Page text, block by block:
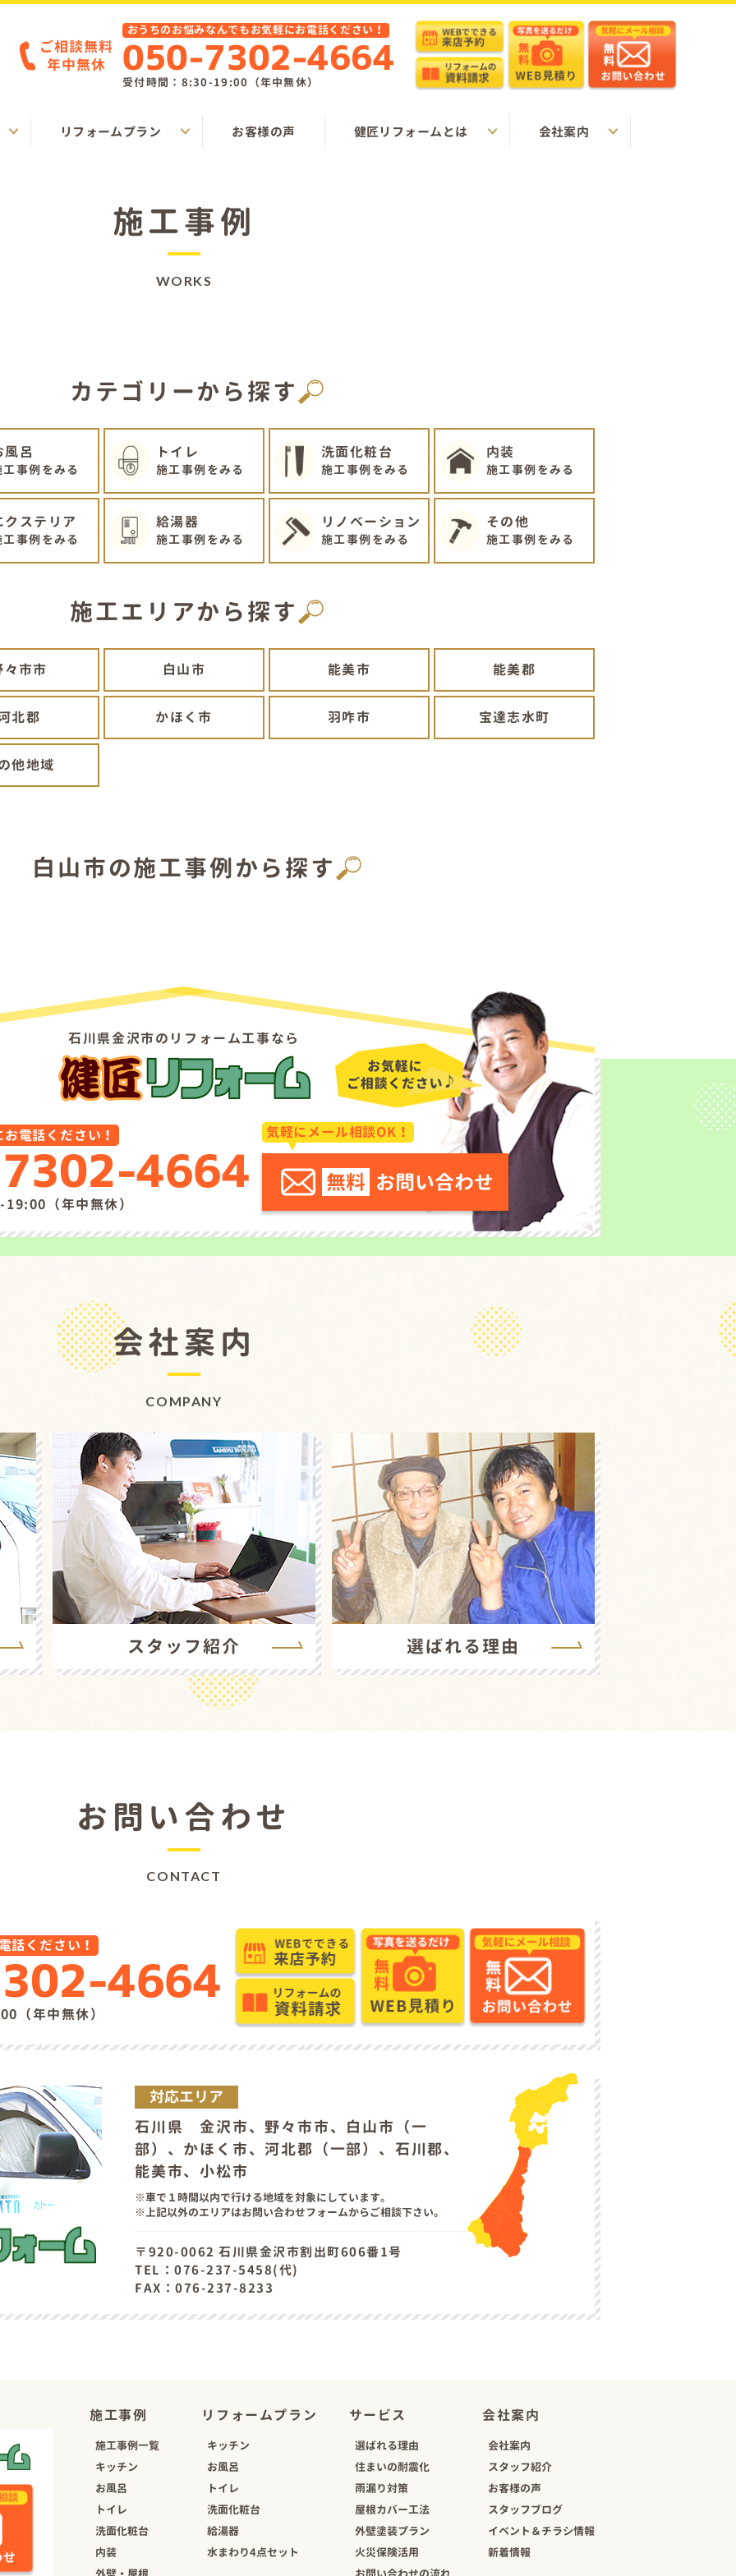
ご相談無料
年中無休
おうちのお悩みなんでもお気軽にお電話ください！
050-7302-4664
受付時間：8:30-19:00（年中無休）
リフォームプラン お客様の声 健匠リフォームとは 会社案内
施工事例
WORKS
カテゴリーから探す
風呂
工事例をみる
トイレ
施工事例をみる
洗面化粧台
施工事例をみる
内装
施工事例をみる
クステリア
工事例をみる
給湯器
施工事例をみる
リノベーション
施工事例をみる
その他
施工事例をみる
施工エリアから探す
々市市 白山市 能美市 能美郡
北郡 かほく市 羽咋市 宝達志水町
他地域
白山市の施工事例から探す
石川県金沢市のリフォーム工事なら
電話ください！
4664
（年中無休）
気軽にメール相談OK！
無料 お問い合わせ
会社案内
COMPANY
スタッフ紹介 選ばれる理由
お問い合わせ
CONTACT
話ください！
4664
（年中無休）
対応エリア
石川県 金沢市、野々市市、白山市（一
部）、かほく市、河北郡（一部）、石川郡、
能美市、小松市
車で１時間以内で行ける地域を対象にしています。
上記以外のエリアはお問い合わせフォームからご相談下さい。
〒920-0062 石川県金沢市割出町606番1号
TEL：076-237-5458(代)
FAX：076-237-8233
施工事例
施工事例一覧
キッチン
お風呂
トイレ
洗面化粧台
内装
リフォームプラン
キッチン
お風呂
トイレ
洗面化粧台
給湯器
水まわり4点セット
サービス
選ばれる理由
住まいの耐震化
雨漏り対策
屋根カバー工法
外壁塗装プラン
火災保険活用
会社案内
会社案内
スタッフ紹介
お客様の声
スタッフブログ
イベント＆チラシ情報
新着情報